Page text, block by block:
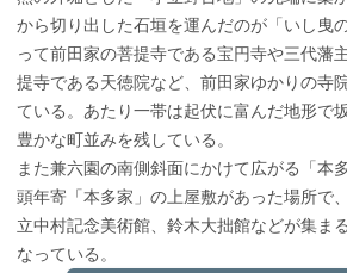
から切り出した石垣を運んだのが「いし曳
って前田家の菩提寺である宝円寺や三代藩
提寺である天徳院など、前田家ゆかりの寺
ている。あたり一帯は起伏に富んだ地形で
豊かな町並みを残している。
また兼六園の南側斜面にかけて広がる「本
頭年寄「本多家」の上屋敷があった場所で
立中村記念美術館、鈴木大拙館などが集ま
なっている。